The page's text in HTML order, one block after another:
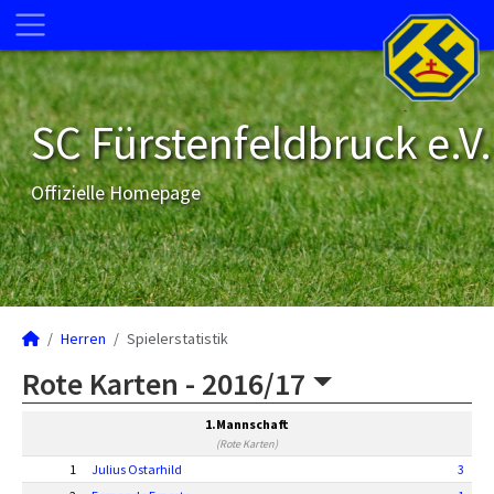
SC Fürstenfeldbruck e.V.
Offizielle Homepage
Herren Spielerstatistik
Rote Karten - 2016/17
1.Mannschaft
(Rote Karten)
1 Julius Ostarhild
3